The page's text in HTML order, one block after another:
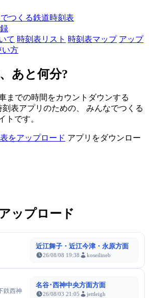
つくる鉄道時刻表
て 時刻表リスト 時刻表マップ アップ
い方
あと何分?
までの時間をカウントダウンする
刻表アプリのための、 みんなでつくる
トです。
をアップロード アプリをダウンロー
ップロード
近江舞子・近江今津・永原方面
26/08/08 19:38 koseilineb
鉄西神
名谷･西神中央方面方面
26/08/03 21:05 jettleigh